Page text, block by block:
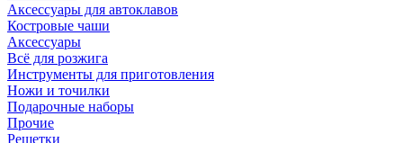
Аксессуары для автоклавов
Костровые чаши
Аксессуары
Всё для розжига
Инструменты для приготовления
Ножи и точилки
Подарочные наборы
Прочие
Решетки